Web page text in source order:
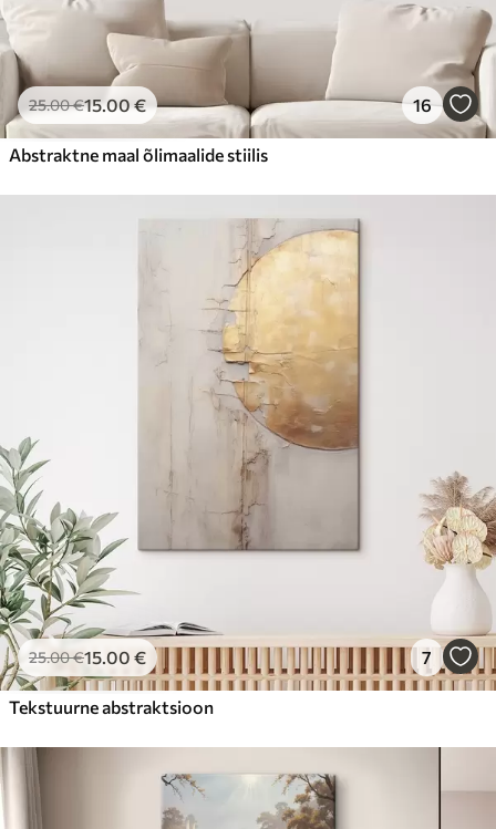
25.00€15.00€ 16
Abstraktne maal õlimaalide stiilis
25.00€15.00 € 7
Tekstuurne abstraktsioon